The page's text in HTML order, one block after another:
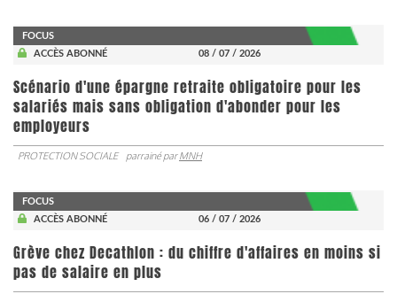
FOCUS
ACCÈS ABONNÉ
08 / 07 / 2026
Scénario d'une épargne retraite obligatoire pour les
salariés mais sans obligation d'abonder pour les
employeurs
PROTECTION SOCIALE parrainé parMNH
FOCUS
ACCÈS ABONNÉ
06 / 07 / 2026
Grève chez Decathlon : du chiffre d'affaires en moins si
pas de salaire en plus